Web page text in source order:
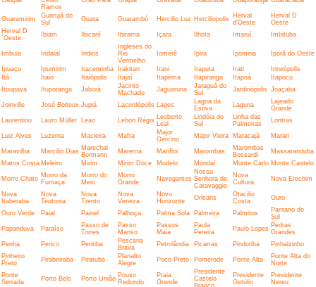
Ramos
Guaramirim
Guarujá do
Sul
Guata Guatambú Hercilio Luz Herciliopolis Herval
d'Oeste
Herval D
Oeste
Herval D
´Oeste
Ibiam Ibicaré Ibirama Içara Ilhota Imaruí Imbituba
Imbuia Indaial Indios
Ingleses do
Rio
Vermelho
Iomerê Ipira Ipomeia Iporã do Oeste
Ipuaçu Ipumirim Iraceminha Irakitan Irani Iraputa Irati
Irineópolis
Itá
Itaio Itaiópolis Itajaí Itapema Itapiranga Itapoá
Itapocu
Itoupava
Ituporanga Jaborá
Jacinto
Machado
Jaguaruna
Jaraguá do
Sul
Jardinópolis Joaçaba
Joinville José Boiteux Jupiá Lacerdópolis Lages
Lagoa da
Estiva
Laguna
Lajeado
Grande
Laurentino
Lauro Müller Leao Lebon Régis
Leoberto
Leal
Lindóia do
Sul
Linha das
Palmeiras
Lontras
Luiz Alves Luzerna Macieira Mafra
Major
Gercino
Major Vieira Maracajá Marari
Maravilha Marcilio Dias Marechal
Bormann
Marema Mariflor Marombas
Marombas
Bossardi
Massaranduba
Matos Costa Meleiro Mirim Mirim Doce Modelo Mondaí Monte Carlo Monte Castelo
Morro Chato Morro da
Fumaça
Morro do
Meio
Morro
Grande
Navegantes
Nossa
Senhora de
Caravaggio
Nova
Cultura
Nova Erechim
Nova
Itaberaba
Nova
Teutonia
Nova
Trento
Nova
Veneza
Novo
Horizonte
Orleans
Otacilio
Costa
Ouro
Ouro Verde Paial Painel Palhoça Palma Sola Palmeira Palmitos
Pantano do
Sul
Papanduva
Paraíso
Passo de
Torres
Passo
Manso
Passos
Maia
Paula
Pereira
Paulo Lopes Pedras
Grandes
Penha
Perico Peritiba
Pescaria
Brava
Petrolândia Picarras Pindotiba
Pinhalzinho
Pinheiro
Preto
Pirabeiraba Piratuba
Planalto
Alegre
Poco Preto Pomerode Ponte Alta
Ponte Alta do
Norte
Ponte
Serrada
Porto Belo Porto União Pouso
Redondo
Praia
Grande
Presidente
Castelo
Branco
Presidente
Getúlio
Presidente
Nereu